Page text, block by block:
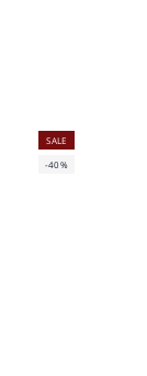
SALE
-40%